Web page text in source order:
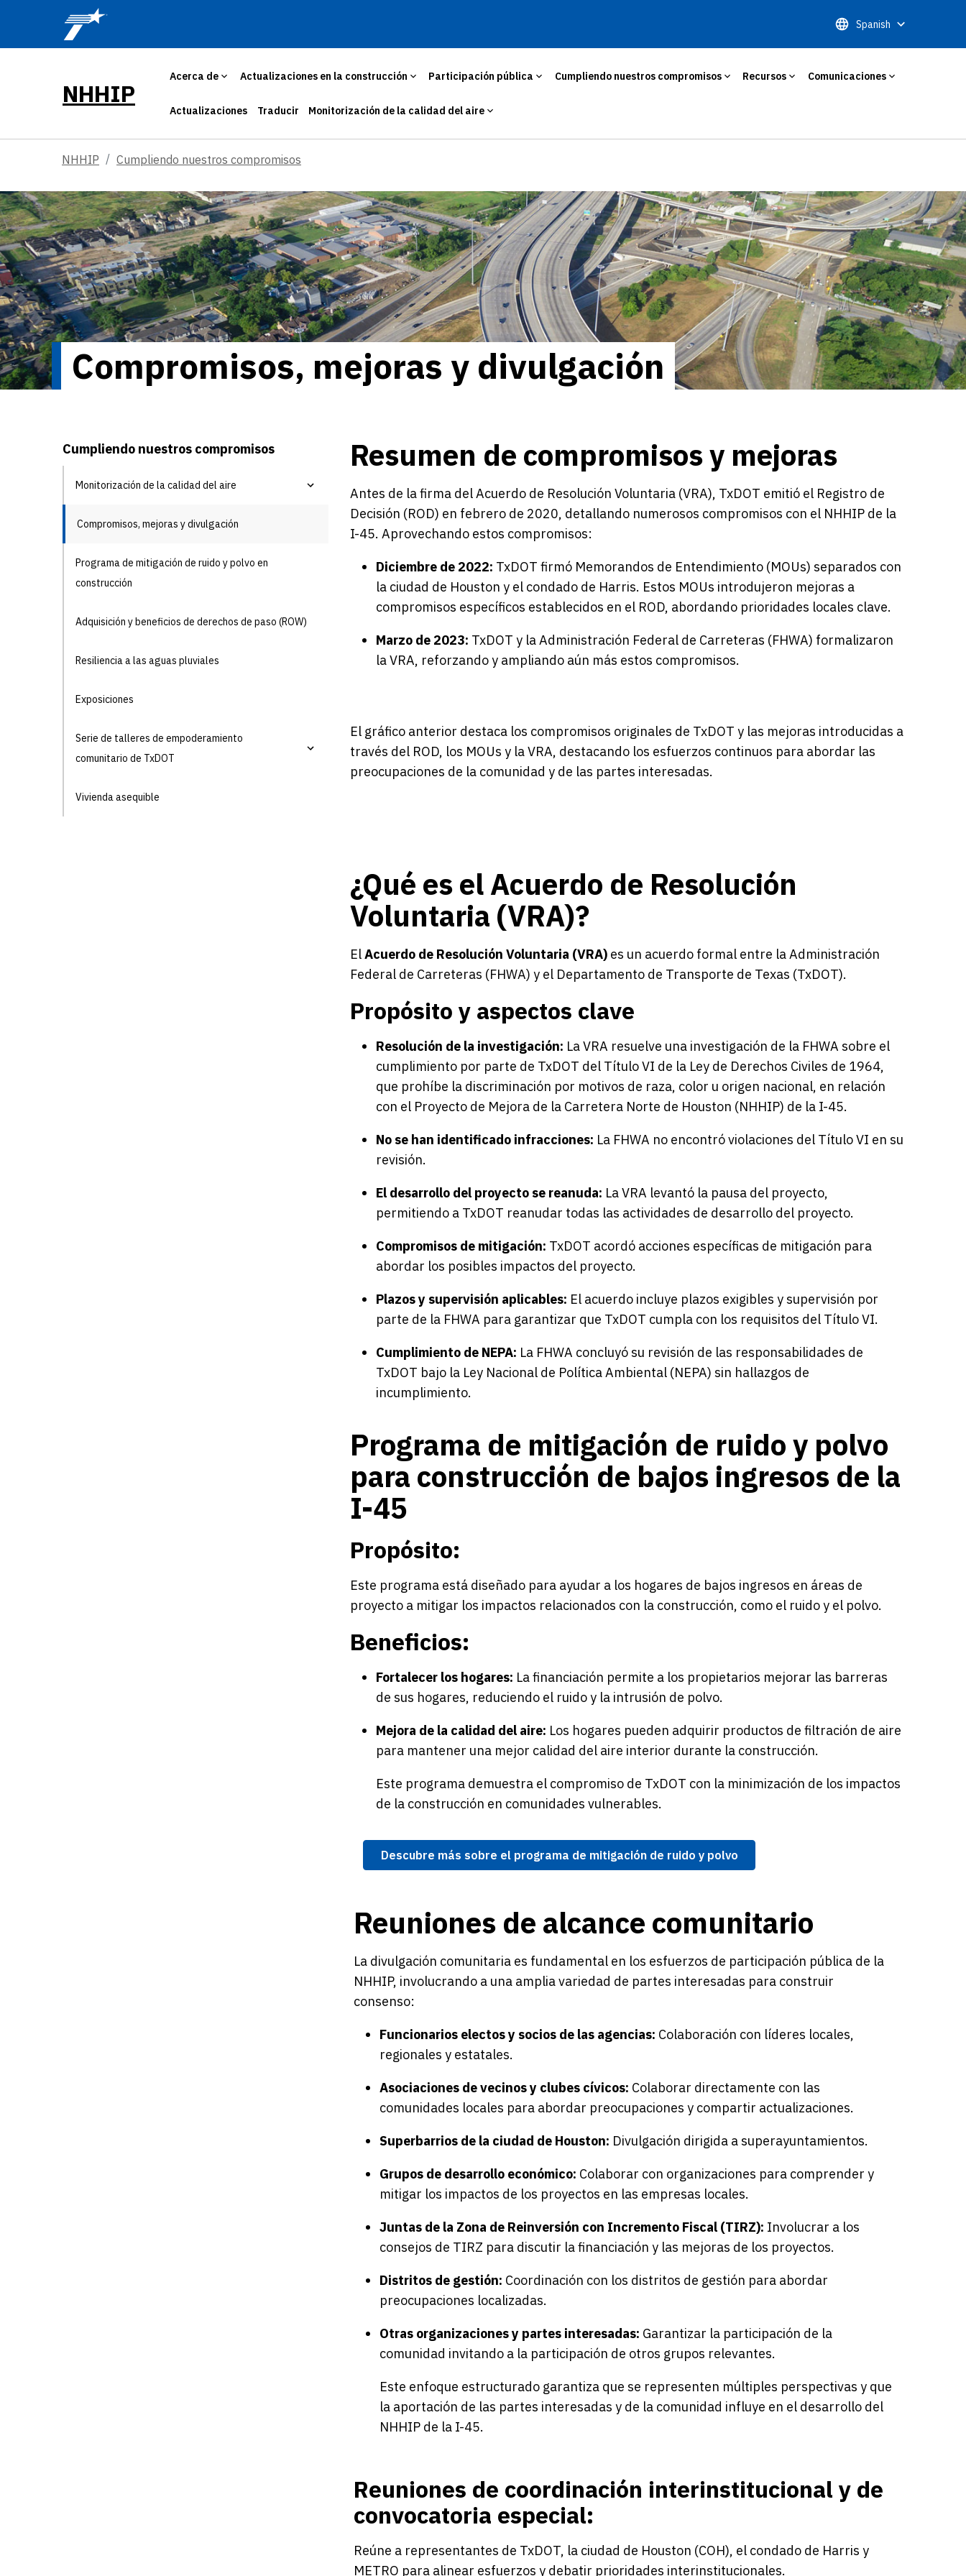
Skip to main content
Spanish
NHHIP
Acerca de Actualizaciones en la construcción Participación pública Cumpliendo nuestros compromisos Recursos Comunicaciones
Actualizaciones Traducir Monitorización de la calidad del aire
NHHIP Cumpliendo nuestros compromisos
Compromisos, mejoras y divulgación
Cumpliendo nuestros compromisos
Monitorización de la calidad del aire
Compromisos, mejoras y divulgación
Programa de mitigación de ruido y polvo en
construcción
Adquisición y beneficios de derechos de paso (ROW)
Resiliencia a las aguas pluviales
Exposiciones
Serie de talleres de empoderamiento
comunitario de TxDOT
Vivienda asequible
Resumen de compromisos y mejoras
Antes de la firma del Acuerdo de Resolución Voluntaria (VRA), TxDOT emitió el Registro de
Decisión (ROD) en febrero de 2020, detallando numerosos compromisos con el NHHIP de la
I-45. Aprovechando estos compromisos:
Diciembre de 2022: TxDOT firmó Memorandos de Entendimiento (MOUs) separados con
la ciudad de Houston y el condado de Harris. Estos MOUs introdujeron mejoras a
compromisos específicos establecidos en el ROD, abordando prioridades locales clave.
Marzo de 2023: TxDOT y la Administración Federal de Carreteras (FHWA) formalizaron
la VRA, reforzando y ampliando aún más estos compromisos.
El gráfico anterior destaca los compromisos originales de TxDOT y las mejoras introducidas a
través del ROD, los MOUs y la VRA, destacando los esfuerzos continuos para abordar las
preocupaciones de la comunidad y de las partes interesadas.
¿Qué es el Acuerdo de Resolución
Voluntaria (VRA)?
ElAcuerdo de Resolución Voluntaria (VRA) es un acuerdo formal entre la Administración
Federal de Carreteras (FHWA) y el Departamento de Transporte de Texas (TxDOT).
Propósito y aspectos clave
Resolución de la investigación: La VRA resuelve una investigación de la FHWA sobre el
cumplimiento por parte de TxDOT del Título VI de la Ley de Derechos Civiles de 1964,
que prohíbe la discriminación por motivos de raza, color u origen nacional, en relación
con el Proyecto de Mejora de la Carretera Norte de Houston (NHHIP) de la I-45.
No se han identificado infracciones: La FHWA no encontró violaciones del Título VI en su
revisión.
El desarrollo del proyecto se reanuda: La VRA levantó la pausa del proyecto,
permitiendo a TxDOT reanudar todas las actividades de desarrollo del proyecto.
Compromisos de mitigación: TxDOT acordó acciones específicas de mitigación para
abordar los posibles impactos del proyecto.
Plazos y supervisión aplicables: El acuerdo incluye plazos exigibles y supervisión por
parte de la FHWA para garantizar que TxDOT cumpla con los requisitos del Título VI.
Cumplimiento de NEPA: La FHWA concluyó su revisión de las responsabilidades de
TxDOT bajo la Ley Nacional de Política Ambiental (NEPA) sin hallazgos de
incumplimiento.
Programa de mitigación de ruido y polvo
para construcción de bajos ingresos de la
I-45
Propósito:
Este programa está diseñado para ayudar a los hogares de bajos ingresos en áreas de
proyecto a mitigar los impactos relacionados con la construcción, como el ruido y el polvo.
Beneficios:
Fortalecer los hogares: La financiación permite a los propietarios mejorar las barreras
de sus hogares, reduciendo el ruido y la intrusión de polvo.
Mejora de la calidad del aire: Los hogares pueden adquirir productos de filtración de aire
para mantener una mejor calidad del aire interior durante la construcción.
Este programa demuestra el compromiso de TxDOT con la minimización de los impactos
de la construcción en comunidades vulnerables.
Descubre más sobre el programa de mitigación de ruido y polvo
Reuniones de alcance comunitario
La divulgación comunitaria es fundamental en los esfuerzos de participación pública de la
NHHIP, involucrando a una amplia variedad de partes interesadas para construir
consenso:
Funcionarios electos y socios de las agencias: Colaboración con líderes locales,
regionales y estatales.
Asociaciones de vecinos y clubes cívicos: Colaborar directamente con las
comunidades locales para abordar preocupaciones y compartir actualizaciones.
Superbarrios de la ciudad de Houston: Divulgación dirigida a superayuntamientos.
Grupos de desarrollo económico: Colaborar con organizaciones para comprender y
mitigar los impactos de los proyectos en las empresas locales.
Juntas de la Zona de Reinversión con Incremento Fiscal (TIRZ): Involucrar a los
consejos de TIRZ para discutir la financiación y las mejoras de los proyectos.
Distritos de gestión: Coordinación con los distritos de gestión para abordar
preocupaciones localizadas.
Otras organizaciones y partes interesadas: Garantizar la participación de la
comunidad invitando a la participación de otros grupos relevantes.
Este enfoque estructurado garantiza que se representen múltiples perspectivas y que
la aportación de las partes interesadas y de la comunidad influye en el desarrollo del
NHHIP de la I-45.
Reuniones de coordinación interinstitucional y de
convocatoria especial:
Reúne a representantes de TxDOT, la ciudad de Houston (COH), el condado de Harris y
METRO para alinear esfuerzos y debatir prioridades interinstitucionales.